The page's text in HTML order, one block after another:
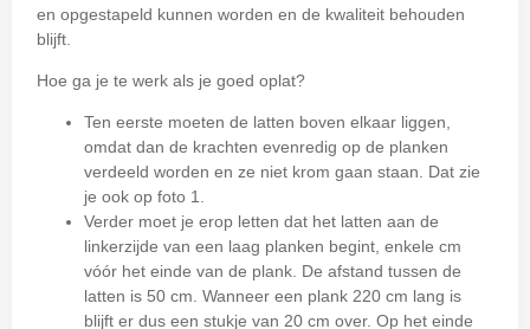
en opgestapeld kunnen worden en de kwaliteit behouden
blijft.
Hoe ga je te werk als je goed oplat?
Ten eerste moeten de latten boven elkaar liggen,
omdat dan de krachten evenredig op de planken
verdeeld worden en ze niet krom gaan staan. Dat zie
je ook op foto 1.
Verder moet je erop letten dat het latten aan de
linkerzijde van een laag planken begint, enkele cm
vóór het einde van de plank. De afstand tussen de
latten is 50 cm. Wanneer een plank 220 cm lang is
blijft er dus een stukje van 20 cm over. Op het einde